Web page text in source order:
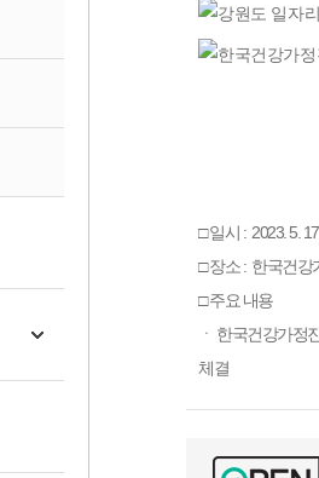
□ 일시 : 2023. 5.
□ 장소 : 한국건강
□ 주요 내용
ㆍ 한국건강가정
체결